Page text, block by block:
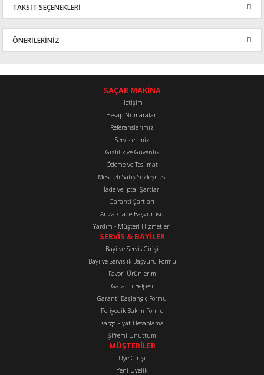
Bu ürüne ilk yorumu siz yapın!
TAKSİT SEÇENEKLERİ
ÖNERİLERİNİZ
konularda yetersiz gördüğünüz noktaları öneri formunu kullanarak
Görüş ve önerileriniz için teşekkür ederiz.
Ürün resmi kalitesiz, bozuk veya görüntülenemiyor.
Ürün bilgilerinde hatalar bulunuyor.
Ürün fiyatı diğer sitelerden daha pahalı.
Bu ürüne benzer farklı alternatifler olmalı.
Gönder
SAÇAR MAKİNA
İletişim
Hesap Numaraları
Referanslarımız
Servislerimiz
Gizlilik ve Güvenlik
Ödeme ve Teslimat
Mesafeli Satış Sözleşmesi
İade ve iptal Şartları
Garanti Şartları
Arıza / İade Başvurusu
Yardım - Müşteri Hizmetleri
SERVİS & BAYİLER
Bayi ve Servis Girişi
Bayi ve Servislik Başvuru Formu
Favori Ürünlerim
Garanti Belgesi
Garanti Başlangıç Formu
Periyodik Bakım Formu
Kargo Fiyat Hesaplama
Şifremi Unuttum
MÜŞTERİLER
Üye Girişi
Yeni Üyelik